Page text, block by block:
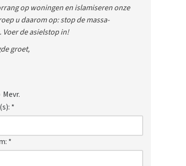
op woningen en islamiseren onze
u daarom op: stop de massa-
de asielstop in!
groet,
Mevr.
*
*